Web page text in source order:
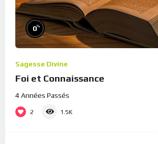
0%
Sagesse Divine
Foi et Connaissance
4 Années Passés
2 1.5K